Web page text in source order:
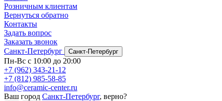
Розничным клиентам
Вернуться обратно
Контакты
Задать вопрос
Заказать звонок
Санкт-Петербург
Санкт-Петербург
Пн-Вс с 10:00 до 20:00
+7 (962) 343-21-12
+7 (812) 985-58-85
info@ceramic-center.ru
Ваш город Санкт-Петербург, верно?